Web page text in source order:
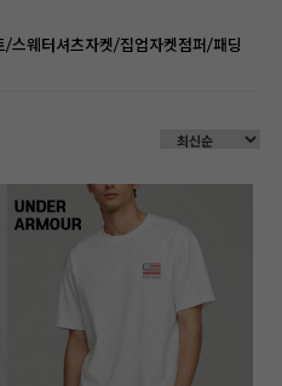
/스웨터셔츠자켓/집업자켓점퍼/패딩